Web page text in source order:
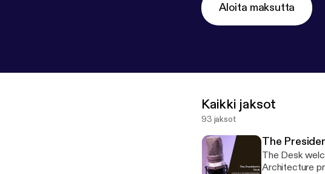
Aloita maksutta
Kaikki jaksot
93 jaksot
The
The Desk
Architecture